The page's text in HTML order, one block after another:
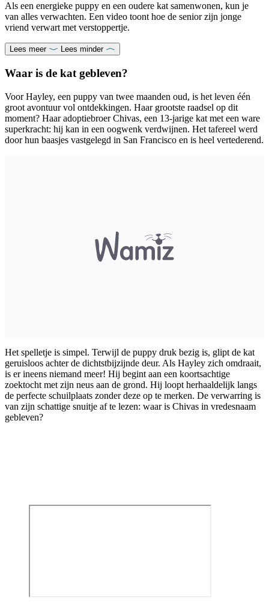
Als een energieke puppy en een oudere kat samenwonen, kun je
van alles verwachten. Een video toont hoe de senior zijn jonge
vriend verwart met verstoppertje.
Lees meer Lees minder
Waar is de kat gebleven?
Voor Hayley, een puppy van twee maanden oud, is het leven één
groot avontuur vol ontdekkingen. Haar grootste raadsel op dit
moment? Haar adoptiebroer Chivas, een 13-jarige kat met een ware
superkracht: hij kan in een oogwenk verdwijnen. Het tafereel werd
door hun baasjes vastgelegd in San Francisco en is heel vertederend.
Het spelletje is simpel. Terwijl de puppy druk bezig is, glipt de kat
geruisloos achter de dichtstbijzijnde deur. Als Hayley zich omdraait,
is er ineens niemand meer! Hij begint aan een koortsachtige
zoektocht met zijn neus aan de grond. Hij loopt herhaaldelijk langs
de perfecte schuilplaats zonder deze op te merken. De verwarring is
van zijn schattige snuitje af te lezen: waar is Chivas in vredesnaam
gebleven?